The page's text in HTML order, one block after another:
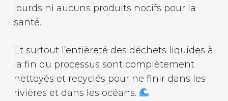
lourds ni aucuns produits nocifs pour la
santé.
Et surtout l’entièreté des déchets liquides à
la fin du processus sont complètement
nettoyés et recyclés pour ne finir dans les
rivières et dans les océans.